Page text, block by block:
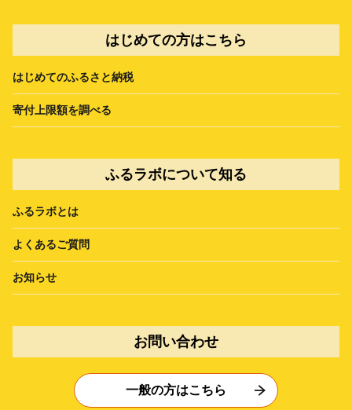
はじめての方はこちら
はじめてのふるさと納税
寄付上限額を調べる
ふるラボについて知る
ふるラボとは
よくあるご質問
お知らせ
お問い合わせ
一般の方はこちら